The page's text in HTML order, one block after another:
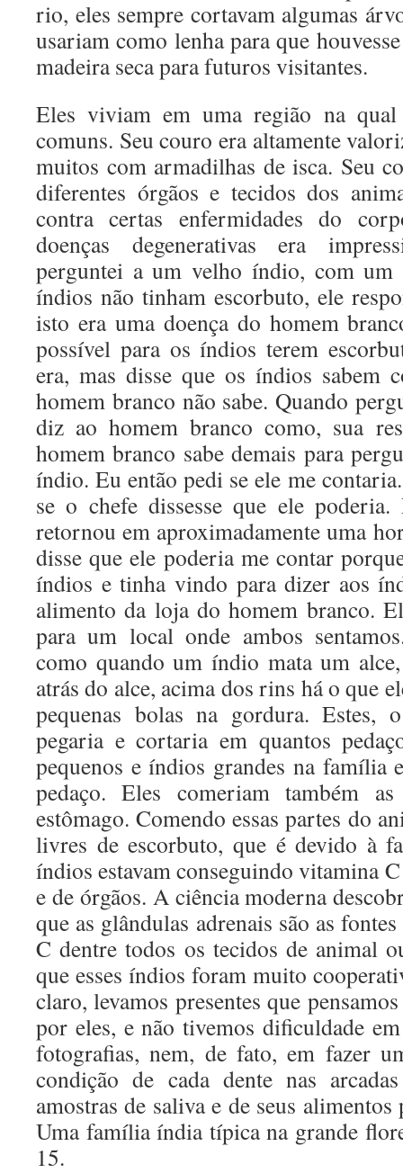
rio, eles sempre cortavam algumas
usariam como lenha para que
madeira seca para futuros visitantes.
Eles viviam em uma região na
comuns. Seu couro era altamente
muitos com armadilhas de isca. Seu
diferentes órgãos e tecidos dos
contra certas enfermidades do
doenças degenerativas era
perguntei a um velho índio, com um
índios não tinham escorbuto, ele
isto era uma doença do homem
possível para os índios terem
era, mas disse que os índios sabem
homem branco não sabe. Quando
diz ao homem branco como, sua
homem branco sabe demais para
índio. Eu então pedi se ele me
se o chefe dissesse que ele
retornou em aproximadamente uma
disse que ele poderia me contar
índios e tinha vindo para dizer aos
alimento da loja do homem branco.
para um local onde ambos
como quando um índio mata um
atrás do alce, acima dos rins há o que
pequenas bolas na gordura.
pegaria e cortaria em quantos
pequenos e índios grandes na família
pedaço. Eles comeriam também
estômago. Comendo essas partes do
livres de escorbuto, que é devido à
índios estavam conseguindo vitamina
e de órgãos. A ciência moderna
que as glândulas adrenais são as
C dentre todos os tecidos de animal
que esses índios foram muito
claro, levamos presentes que
por eles, e não tivemos dificuldade
fotografias, nem, de fato, em fazer
condição de cada dente nas
amostras de saliva e de seus
Uma família índia típica na grande
15.